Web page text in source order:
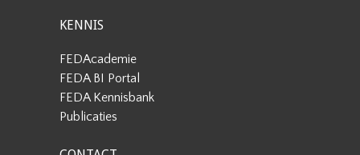
KENNIS
FEDAcademie
FEDA BI Portal
FEDA Kennisbank
Publicaties